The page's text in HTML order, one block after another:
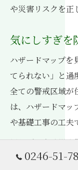
や災害リスクを正
気にしすぎを
ハザードマップを
てられない」と過
全ての警戒区域が
は、ハザードマッ
や基礎工事の工夫
例えば、土砂災害
画、建物配置の
0246-51-